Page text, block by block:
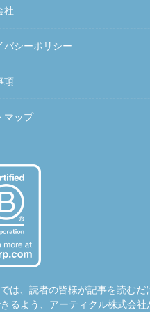
社
バシーポリシー
項
マップ
は、読者の皆様が記事を読むだ
るよう、アーティクル株式会社